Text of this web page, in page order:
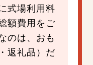
式場利用料
額費用をご
のは、おも
返礼品）だ